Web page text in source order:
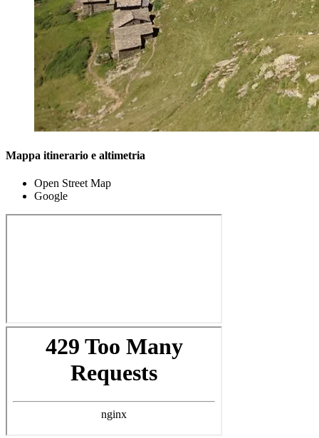
Mappa itinerario e altimetria
Open Street Map
Google